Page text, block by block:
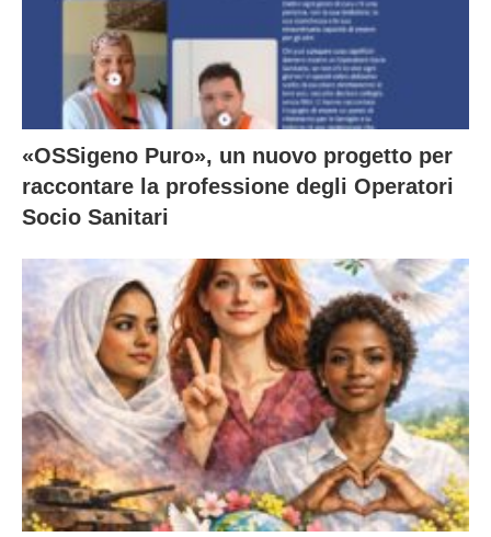
«OSSigeno Puro», un nuovo progetto per
raccontare la professione degli Operatori
Socio Sanitari